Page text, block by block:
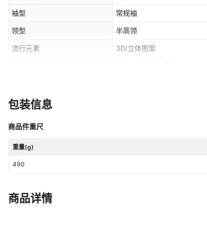
袖型 常规袖
领型 半高领
流行元素 3D/立体图案
主面料成分含量
包装信息
商品件重尺
重量(g)
490
商品详情